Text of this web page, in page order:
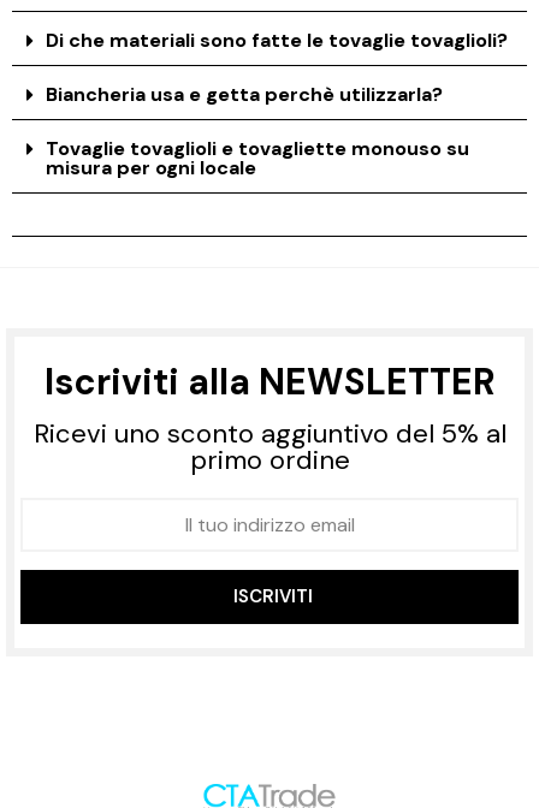
Di che materiali sono fatte le tovaglie tovaglioli?
Biancheria usa e getta perchè utilizzarla?
Tovaglie tovaglioli e tovagliette monouso su
misura per ogni locale
Iscriviti alla NEWSLETTER
Ricevi uno sconto aggiuntivo del 5% al
primo ordine
ISCRIVITI